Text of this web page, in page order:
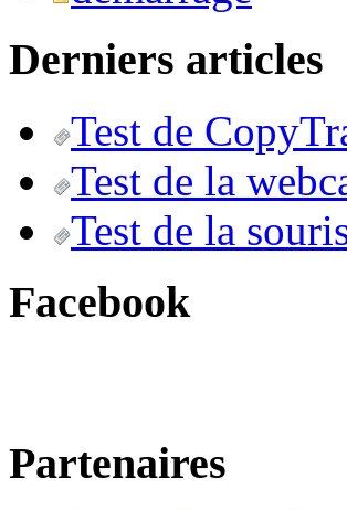
Derniers articles
Test de
Test de la
Test de la
Facebook
Partenaires